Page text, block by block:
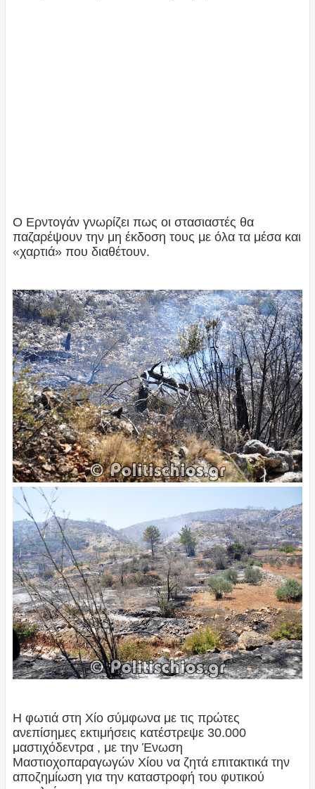
Ο Ερντογάν γνωρίζει πως οι στασιαστές θα
παζαρέψουν την μη έκδοση τους με όλα τα μέσα και
«χαρτιά» που διαθέτουν.
Η φωτιά στη Χίο σύμφωνα με τις πρώτες
ανεπίσημες εκτιμήσεις κατέστρεψε 30.000
μαστιχόδεντρα , με την Ένωση
Μαστιοχοπαραγωγών Χίου να ζητά επιτακτικά την
αποζημίωση για την καταστροφή του φυτικού